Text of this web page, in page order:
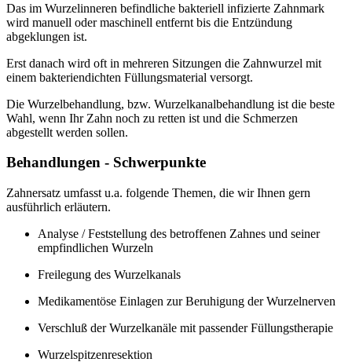
Das im Wurzelinneren befindliche bakteriell infizierte Zahnmark
wird manuell oder maschinell entfernt bis die Entzündung
abgeklungen ist.
Erst danach wird oft in mehreren Sitzungen die Zahnwurzel mit
einem bakteriendichten Füllungsmaterial versorgt.
Die Wurzelbehandlung, bzw. Wurzelkanalbehandlung ist die beste
Wahl, wenn Ihr Zahn noch zu retten ist und die Schmerzen
abgestellt werden sollen.
Behandlungen - Schwerpunkte
Zahnersatz umfasst u.a. folgende Themen, die wir Ihnen gern
ausführlich erläutern.
Analyse / Feststellung des betroffenen Zahnes und seiner
empfindlichen Wurzeln
Freilegung des Wurzelkanals
Medikamentöse Einlagen zur Beruhigung der Wurzelnerven
Verschluß der Wurzelkanäle mit passender Füllungstherapie
Wurzelspitzenresektion